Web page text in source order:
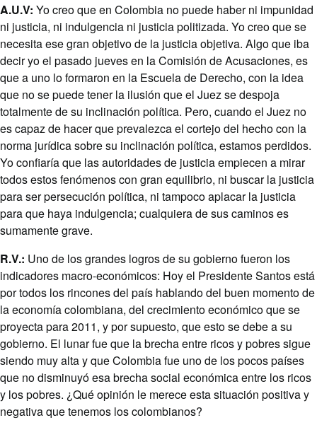
A.U.V: Yo creo que en Colombia no puede haber ni impunidad
ni justicia, ni indulgencia ni justicia politizada. Yo creo que se
necesita ese gran objetivo de la justicia objetiva. Algo que iba
decir yo el pasado jueves en la Comisión de Acusaciones, es
que a uno lo formaron en la Escuela de Derecho, con la idea
que no se puede tener la ilusión que el Juez se despoja
totalmente de su inclinación política. Pero, cuando el Juez no
es capaz de hacer que prevalezca el cortejo del hecho con la
norma jurídica sobre su inclinación política, estamos perdidos.
Yo confiaría que las autoridades de justicia empiecen a mirar
todos estos fenómenos con gran equilibrio, ni buscar la justicia
para ser persecución política, ni tampoco aplacar la justicia
para que haya indulgencia; cualquiera de sus caminos es
sumamente grave.
R.V.: Uno de los grandes logros de su gobierno fueron los
indicadores macro-económicos: Hoy el Presidente Santos está
por todos los rincones del país hablando del buen momento de
la economía colombiana, del crecimiento económico que se
proyecta para 2011, y por supuesto, que esto se debe a su
gobierno. El lunar fue que la brecha entre ricos y pobres sigue
siendo muy alta y que Colombia fue uno de los pocos países
que no disminuyó esa brecha social económica entre los ricos
y los pobres. ¿Qué opinión le merece esta situación positiva y
negativa que tenemos los colombianos?